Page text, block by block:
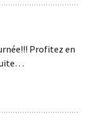
Profitez en